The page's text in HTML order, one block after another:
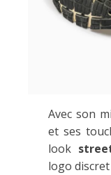
Avec son
et ses
look
logo